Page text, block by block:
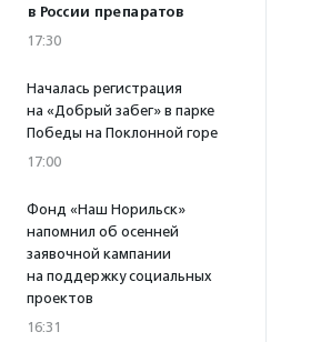
в России препаратов
17:30
Началась регистрация
на «Добрый забег» в парке
Победы на Поклонной горе
17:00
Фонд «Наш Норильск»
напомнил об осенней
заявочной кампании
на поддержку социальных
проектов
16:31